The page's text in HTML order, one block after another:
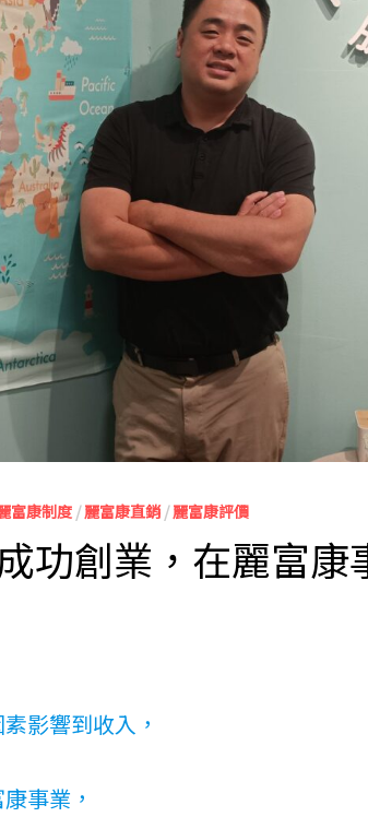
富康制度 /麗富康直銷/麗富康評價
功創業，在麗富康
影響到收入，
事業，